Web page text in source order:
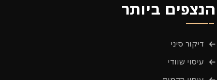
הנצפים ביותר
דיקור סיני
עיסוי שוודי